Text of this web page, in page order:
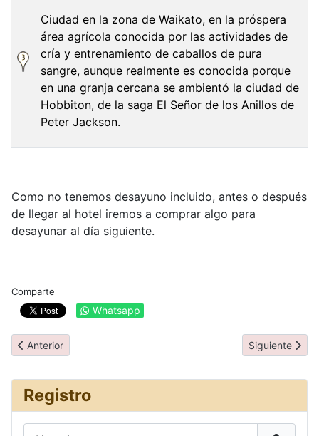
Ciudad en la zona de Waikato, en la próspera
área agrícola conocida por las actividades de
cría y entrenamiento de caballos de pura
sangre, aunque realmente es conocida porque
en una granja cercana se ambientó la ciudad de
Hobbiton, de la saga El Señor de los Anillos de
Peter Jackson.
Como no tenemos desayuno incluido, antes o después
de llegar al hotel iremos a comprar algo para
desayunar al día siguiente.
Comparte
Whatsapp
Artículo anterior: Día 5: Coromandel
Anterior Artículo
Siguiente
Registro